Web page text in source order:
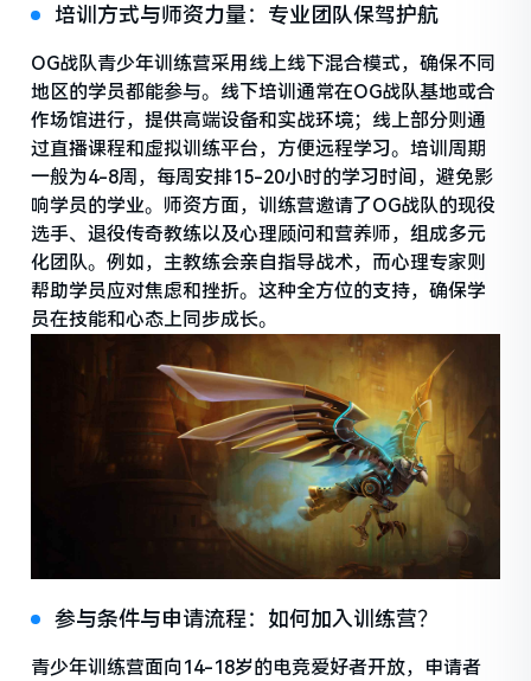
培训方式与师资力量：专业团队保驾护航
OG战队青少年训练营采用线上线下混合模式，确保不同
地区的学员都能参与。线下培训通常在OG战队基地或合
作场馆进行，提供高端设备和实战环境；线上部分则通
过直播课程和虚拟训练平台，方便远程学习。培训周期
一般为4-8周，每周安排15-20小时的学习时间，避免影
响学员的学业。师资方面，训练营邀请了OG战队的现役
选手、退役传奇教练以及心理顾问和营养师，组成多元
化团队。例如，主教练会亲自指导战术，而心理专家则
帮助学员应对焦虑和挫折。这种全方位的支持，确保学
员在技能和心态上同步成长。
参与条件与申请流程：如何加入训练营？
青少年训练营面向14-18岁的电竞爱好者开放，申请者